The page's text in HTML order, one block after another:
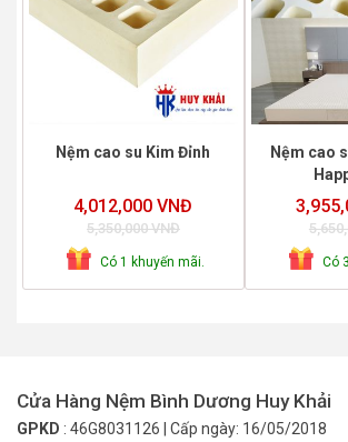
Nệm cao su Kim Đỉnh
4,012,000 VNĐ
5,350,000 VNĐ
Có 1 khuyến mãi.
Nệm cao
Có
Cửa Hàng Nệm Bình Dương Huy Khải
GPKD : 46G8031126 | Cấp ngày: 16/05/2018